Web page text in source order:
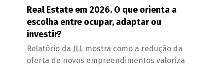
Real Estate em 2026. O que orienta a
escolha entre ocupar, adaptar ou
investir?
Relatório da JLL mostra como a redução da
oferta de novos empreendimentos valoriza